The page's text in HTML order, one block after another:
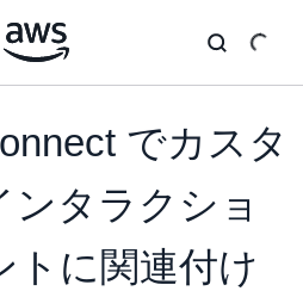
でカスタ
ンタラクショ
トに関連付け